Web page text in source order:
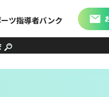
ツ指導者バンク